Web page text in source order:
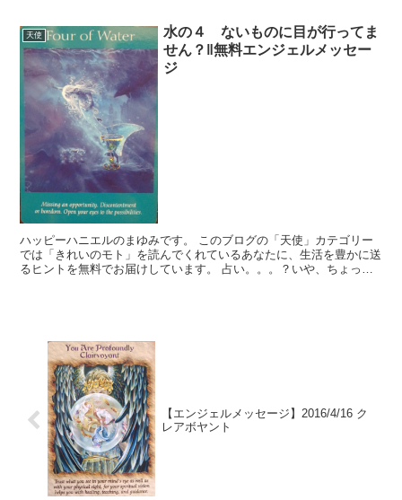
天使
水の４ ないものに目が行ってま
せん？‖無料エンジェルメッセー
ジ
ハッピーハニエルのまゆみです。 このブログの「天使」カテゴリー
では「きれいのモト」を読んでくれているあなたに、生活を豊かに送
るヒントを無料でお届けしています。 占い。。。？いや、ちょっと
【エンジェルメッセージ】2016/4/16 ク
レアボヤント